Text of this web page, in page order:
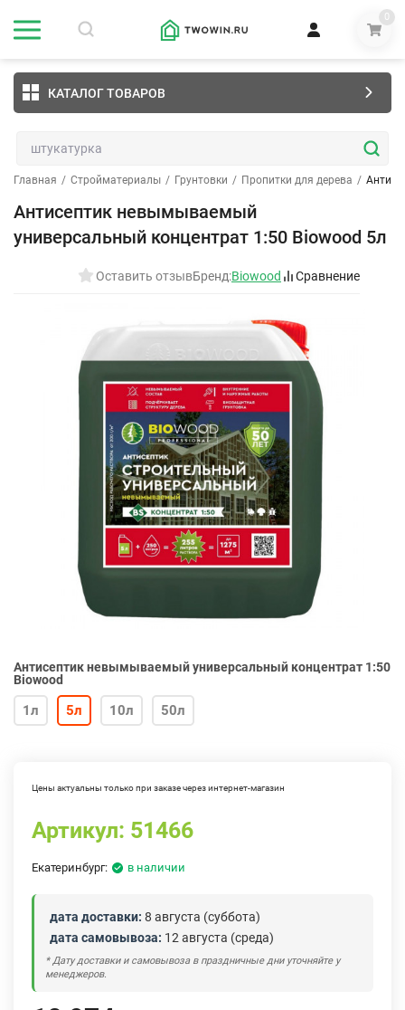
0
КАТАЛОГ ТОВАРОВ
Главная / Стройматериалы / Грунтовки / Пропитки для дерева /
Антисептик невымываемый
универсальный концентрат 1:50 Biowood 5л
Оставить отзывБренд:Biowood Сравнение
Антисептик невымываемый универсальный концентрат 1:50
Biowood
1л 5л 10л 50л
Цены актуальны только при заказе через интернет-магазин
Артикул: 51466
Екатеринбург: в наличии
дата доставки: 8 августа (суббота)
дата самовывоза: 12 августа (среда)
* Дату доставки и самовывоза в праздничные дни уточняйте у
менеджеров.